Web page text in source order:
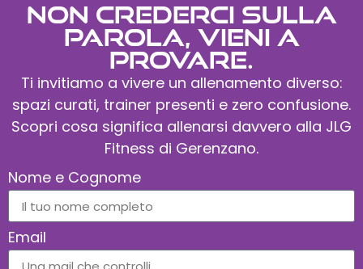
Non crederci sulla
parola, vieni a
provare.
Ti invitiamo a vivere un allenamento diverso:
spazi curati, trainer presenti e zero confusione.
Scopri cosa significa allenarsi davvero alla JLG
Fitness di Gerenzano.
Nome e Cognome
Email